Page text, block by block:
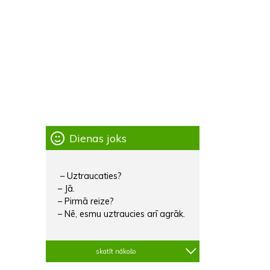
Dienas joks
– Uztraucaties?
– Jā.
– Pirmā reize?
– Nē, esmu uztraucies arī agrāk.
skatīt nākošo